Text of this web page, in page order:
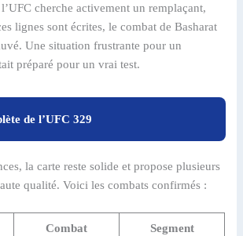
l’UFC cherche activement un remplaçant,
lignes sont écrites, le combat de Basharat
Une situation frustrante pour un
préparé pour un vrai test.
de l’UFC 329
la carte reste solide et propose plusieurs
qualité. Voici les combats confirmés :
Combat Segment